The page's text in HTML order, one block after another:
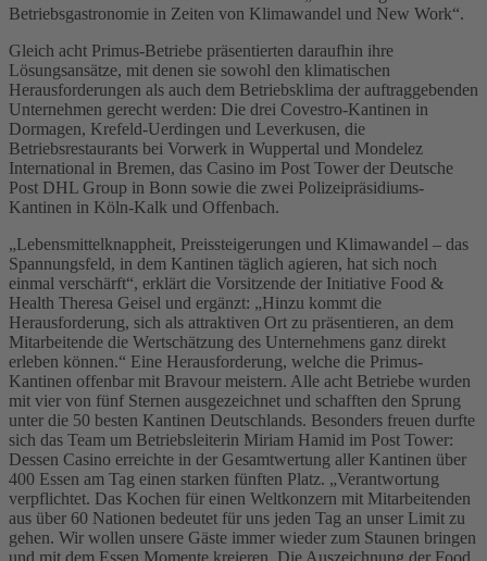
Betriebsgastronomie in Zeiten von Klimawandel und New Work“.
Gleich acht Primus-Betriebe präsentierten daraufhin ihre
Lösungsansätze, mit denen sie sowohl den klimatischen
Herausforderungen als auch dem Betriebsklima der auftraggebenden
Unternehmen gerecht werden: Die drei Covestro-Kantinen in
Dormagen, Krefeld-Uerdingen und Leverkusen, die
Betriebsrestaurants bei Vorwerk in Wuppertal und Mondelez
International in Bremen, das Casino im Post Tower der Deutsche
Post DHL Group in Bonn sowie die zwei Polizeipräsidiums-
Kantinen in Köln-Kalk und Offenbach.
„Lebensmittelknappheit, Preissteigerungen und Klimawandel – das
Spannungsfeld, in dem Kantinen täglich agieren, hat sich noch
einmal verschärft“, erklärt die Vorsitzende der Initiative Food &
Health Theresa Geisel und ergänzt: „Hinzu kommt die
Herausforderung, sich als attraktiven Ort zu präsentieren, an dem
Mitarbeitende die Wertschätzung des Unternehmens ganz direkt
erleben können.“ Eine Herausforderung, welche die Primus-
Kantinen offenbar mit Bravour meistern. Alle acht Betriebe wurden
mit vier von fünf Sternen ausgezeichnet und schafften den Sprung
unter die 50 besten Kantinen Deutschlands. Besonders freuen durfte
sich das Team um Betriebsleiterin Miriam Hamid im Post Tower:
Dessen Casino erreichte in der Gesamtwertung aller Kantinen über
400 Essen am Tag einen starken fünften Platz. „Verantwortung
verpflichtet. Das Kochen für einen Weltkonzern mit Mitarbeitenden
aus über 60 Nationen bedeutet für uns jeden Tag an unser Limit zu
gehen. Wir wollen unsere Gäste immer wieder zum Staunen bringen
und mit dem Essen Momente kreieren. Die Auszeichnung der Food